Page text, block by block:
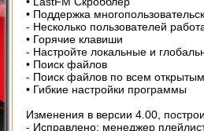
• Поддержка
- Несколько пользователей
• Горячие клавиши
- Настройте локальные и
• Поиск файлов
- Поиск файлов по всем
• Гибкие настройки программы
Изменения в версии 4.00,
- Исправлено: менеджер